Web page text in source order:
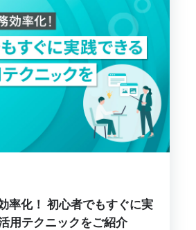
率化！ 初心者でもすぐに実
用テクニックをご紹介